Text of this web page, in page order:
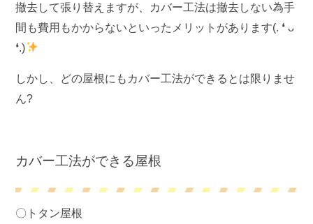
撤去して張り替えますが、カバー工法は撤去しない為手
間も費用もかからないといったメリットがあります(. ❛ ᴗ
❛.)
しかし、どの屋根にもカバー工法ができるとは限りませ
ん?
カバー工法ができる屋根
〇トタン屋根